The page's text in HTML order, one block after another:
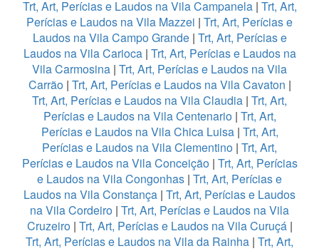
Trt, Art, Perícias e Laudos na Vila Campanela| Trt, Art,
Perícias e Laudos na Vila Mazzei | Trt, Art, Perícias e
Laudos na Vila Campo Grande| Trt, Art, Perícias e
Laudos na Vila Carioca| Trt, Art, Perícias e Laudos na
Vila Carmosina | Trt, Art, Perícias e Laudos na Vila
Carrão| Trt, Art, Perícias e Laudos na Vila Cavaton |
Trt, Art, Perícias e Laudos na Vila Claudia | Trt, Art,
Perícias e Laudos na Vila Centenario| Trt, Art,
Perícias e Laudos na Vila Chica Luisa | Trt, Art,
Perícias e Laudos na Vila Clementino | Trt, Art,
Perícias e Laudos na Vila Conceição| Trt, Art, Perícias
e Laudos na Vila Congonhas | Trt, Art, Perícias e
Laudos na Vila Constança | Trt, Art, Perícias e Laudos
na Vila Cordeiro | Trt, Art, Perícias e Laudos na Vila
Cruzeiro | Trt, Art, Perícias e Laudos na Vila Curuçá |
Trt, Art, Perícias e Laudos na Vila da Rainha | Trt, Art,